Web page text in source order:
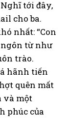
tới đây,
cho ba.
nhất: “Con
ngôn từ như
trào.
hãnh tiến
quên mất
và một
phúc của